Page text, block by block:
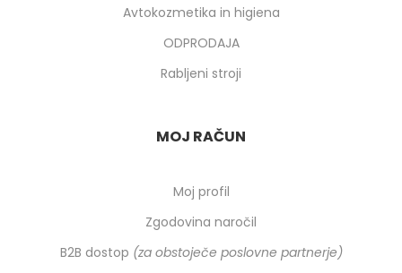
Avtokozmetika in higiena
ODPRODAJA
Rabljeni stroji
MOJ RAČUN
Moj profil
Zgodovina naročil
B2B dostop (za obstoječe poslovne partnerje)